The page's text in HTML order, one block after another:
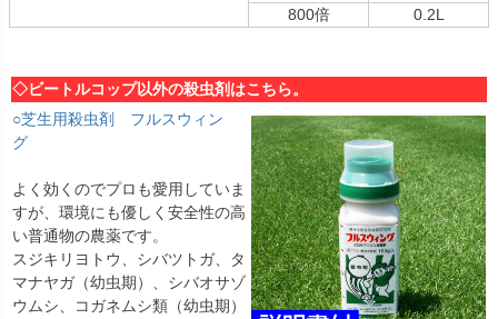
800倍
0.2L
◇ビートルコップ以外の殺虫剤はこちら。
○芝生用殺虫剤 フルスウィン
グ
よく効くのでプロも愛用していま
すが、環境にも優しく安全性の高
い普通物の農薬です。
スジキリヨトウ、シバツトガ、タ
マナヤガ（幼虫期）、シバオサゾ
ウムシ、コガネムシ類（幼虫期）